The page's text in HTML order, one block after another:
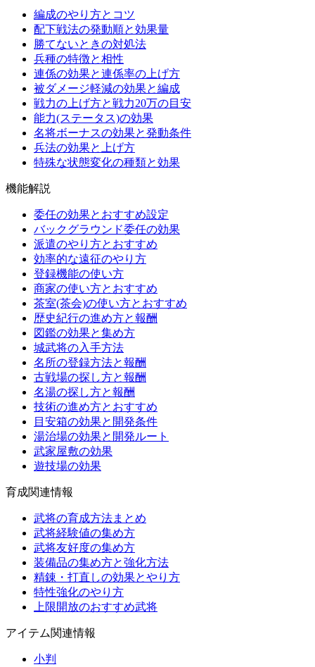
編成のやり方とコツ
配下戦法の発動順と効果量
勝てないときの対処法
兵種の特徴と相性
連係の効果と連係率の上げ方
被ダメージ軽減の効果と編成
戦力の上げ方と戦力20万の目安
能力(ステータス)の効果
名将ボーナスの効果と発動条件
兵法の効果と上げ方
特殊な状態変化の種類と効果
機能解説
委任の効果とおすすめ設定
バックグラウンド委任の効果
派遣のやり方とおすすめ
効率的な遠征のやり方
登録機能の使い方
商家の使い方とおすすめ
茶室(茶会)の使い方とおすすめ
歴史紀行の進め方と報酬
図鑑の効果と集め方
城武将の入手方法
名所の登録方法と報酬
古戦場の探し方と報酬
名湯の探し方と報酬
技術の進め方とおすすめ
目安箱の効果と開発条件
湯治場の効果と開発ルート
武家屋敷の効果
遊技場の効果
育成関連情報
武将の育成方法まとめ
武将経験値の集め方
武将友好度の集め方
装備品の集め方と強化方法
精錬・打直しの効果とやり方
特性強化のやり方
上限開放のおすすめ武将
アイテム関連情報
小判